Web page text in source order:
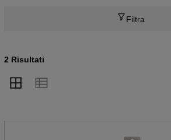
Filtra
2 Risultati